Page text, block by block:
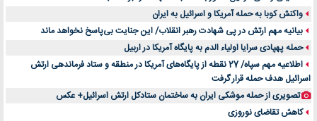
واکنش کوبا به حمله آمریکا و اسرائیل به ایران
بیانیه مهم ارتش در پی شهادت رهبر انقلاب/ این جنایت بی‌پاسخ نخواهد ماند
حمله پهپادی سرایا اولیاء الدم به پایگاه آمریکا در اربیل
اطلاعیه مهم سپاه/ 27 نقطه از پایگاه‌های آمریکا در منطقه و ستاد فرماندهی ارتش
اسرائیل هدف حمله قرار گرفت
تصویری از حمله موشکی ایران به ساختمان ستادکل ارتش اسرائیل+ عکس
کاهش تقاضای نوروزی